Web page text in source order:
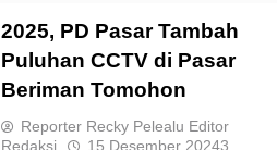
2025, PD Pasar Tambah
Puluhan CCTV di Pasar
Beriman Tomohon
Reporter Recky Pelealu Editor
Redaksi
15 Desember 20243